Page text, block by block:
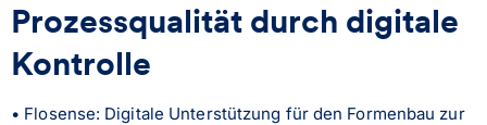
Prozessqualität durch digitale
Kontrolle
• Flosense: Digitale Unterstützung für den Formenbau zur